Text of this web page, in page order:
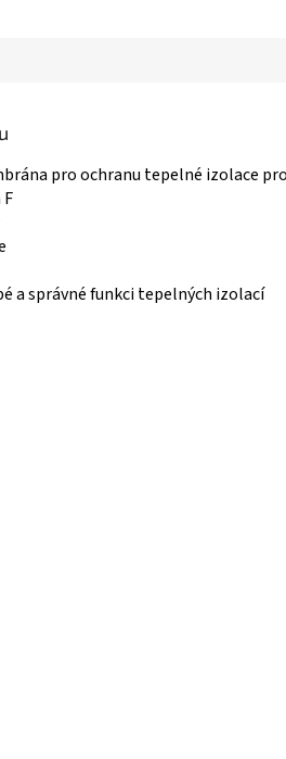
pro ochranu tepelné izolace
a správné funkci tepelných izolací